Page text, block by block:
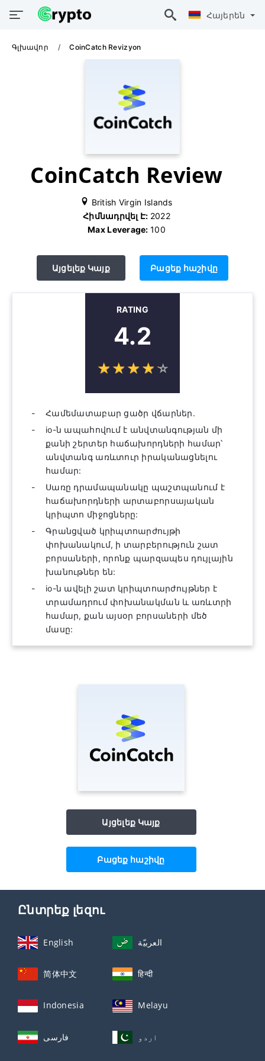
Հայերեն
Գլխավոր CoinCatch Revizyon
CoinCatch Review
British Virgin Islands
Հիմնադրվել Է: 2022
Max Leverage:100
Այցելեք Կայք Բացեք հաշիվը
RATING
4.2
☆☆☆☆☆
★★★★★
Համեմատաբար ցածր վճարներ.
io-ն ապահովում է անվտանգության մի
քանի շերտեր հաճախորդների համար՝
անվտանգ առևտուր իրականացնելու
համար:
Սառը դրամապանակը պաշտպանում է
հաճախորդների արտաբորսայական
կրիպտո միջոցները:
Գրանցված կրիպտոարժույթի
փոխանակում, ի տարբերություն շատ
բորսաների, որոնք պարզապես դույլային
խանութներ են:
io-ն ավելի շատ կրիպտոարժույթներ է
տրամադրում փոխանակման և առևտրի
համար, քան այսօր բորսաների մեծ
մասը:
Այցելեք Կայք
Բացեք հաշիվը
Ընտրեք լեզու
English العربيّة
简体中文 हिन्दी
Indonesia Melayu
فارسی اردو